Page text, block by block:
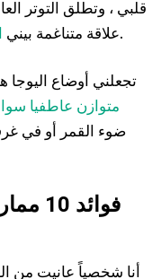
قلبي ، وتطلق التوتر
علاقة متناغمة بينيوالطاقة القمرية القوية.
تجعلني أوضاع اليوجا
متوازن عاطفيا
ضوء القمر أو في
أنا شخصياً عانيت من